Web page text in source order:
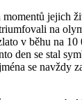
jejich
na
v běhu na 10
den se stal
se navždy